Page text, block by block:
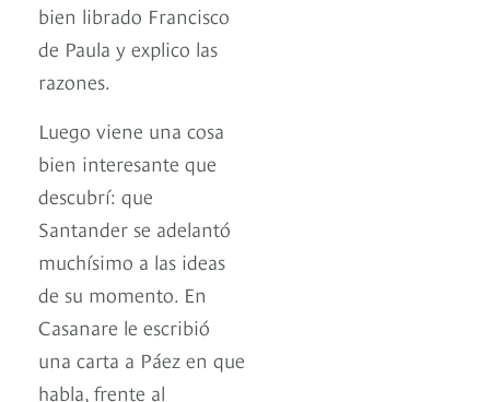
bien librado Francisco
de Paula y explico las
razones.
Luego viene una cosa
bien interesante que
descubrí: que
Santander se adelantó
muchísimo a las ideas
de su momento. En
Casanare le escribió
una carta a Páez en que
habla, frente al